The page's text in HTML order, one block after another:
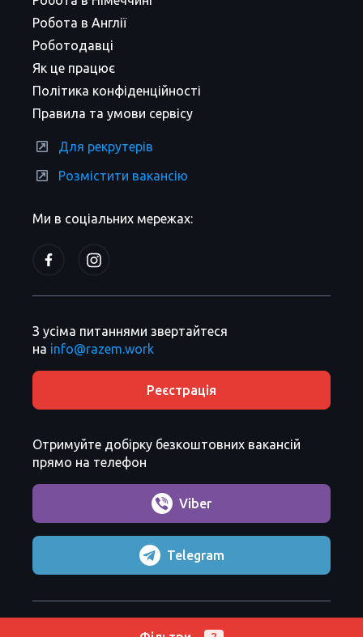
Ми в соціальних мережах:
Робота в Англії
Роботодавці
Як це працює
Політика конфіденційності
Правила та умови сервісу
Для рекрутерів
Розмістити вакансію
З усіма питаннями звертайтеся
на info@razem.work
Реєстрація
Отримуйте добірку безкоштовних вакансій
прямо на телефон
Viber
Telegram